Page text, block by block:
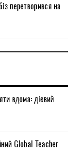
перетворився на
вдома: дієвий
Global Teacher